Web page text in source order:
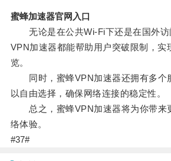
蜜蜂加速器官网入口
无论是在公共Wi-Fi下还是在国外访
VPN加速器都能帮助用户突破限制，实
览。
同时，蜜蜂VPN加速器还拥有多个
以自由选择，确保网络连接的稳定性。
总之，蜜蜂VPN加速器将为你带来
络体验。
#37#